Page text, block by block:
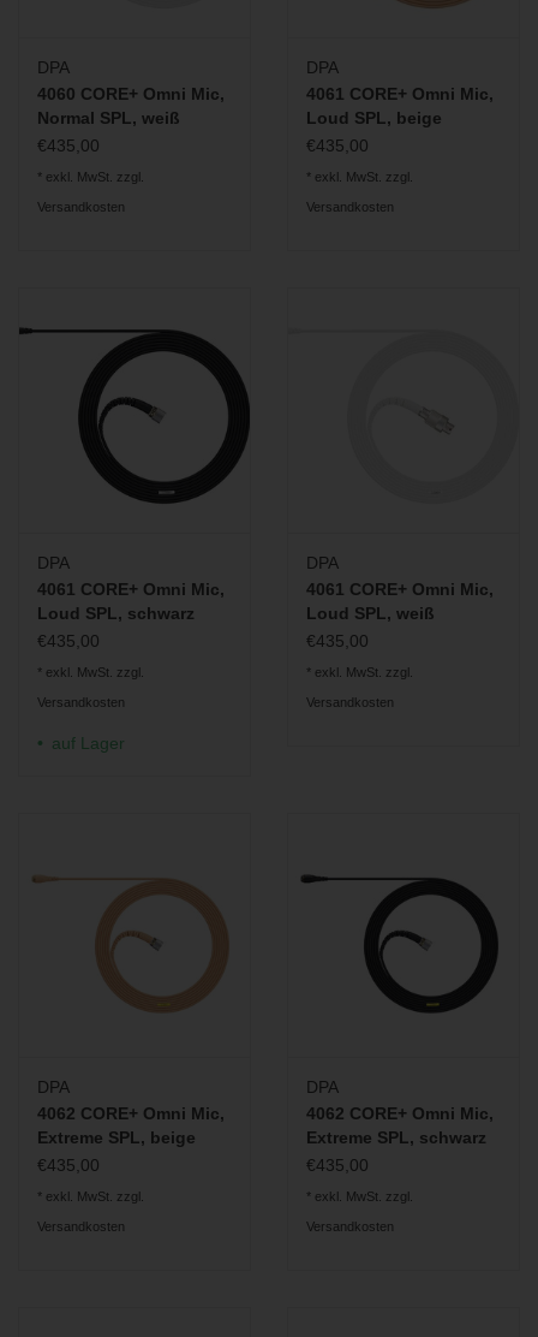
DPA
4060 CORE+ Omni Mic,
Normal SPL, weiß
€435,00
* exkl. MwSt. zzgl.
Versandkosten
DPA
4061 CORE+ Omni Mic,
Loud SPL, beige
€435,00
* exkl. MwSt. zzgl.
Versandkosten
DPA
4061 CORE+ Omni Mic,
Loud SPL, schwarz
€435,00
* exkl. MwSt. zzgl.
Versandkosten
auf Lager
DPA
4061 CORE+ Omni Mic,
Loud SPL, weiß
€435,00
* exkl. MwSt. zzgl.
Versandkosten
DPA
4062 CORE+ Omni Mic,
Extreme SPL, beige
€435,00
* exkl. MwSt. zzgl.
Versandkosten
DPA
4062 CORE+ Omni Mic,
Extreme SPL, schwarz
€435,00
* exkl. MwSt. zzgl.
Versandkosten